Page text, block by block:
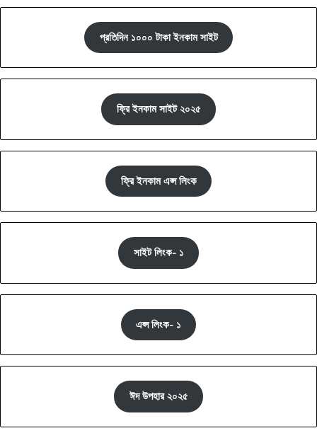
প্রতিদিন ১০০০ টাকা ইনকাম সাইট
ফ্রি ইনকাম সাইট ২০২৫
ফ্রি ইনকাম এপ্স লিংক
সাইট লিংক- ১
এপ্স লিংক- ১
ঈদ উপহার ২০২৫